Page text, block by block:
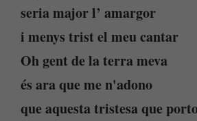
seria major l’ amargor
i menys trist el meu cantar
Oh gent de la terra meva
és ara que me n'adono
que aquesta tristesa que